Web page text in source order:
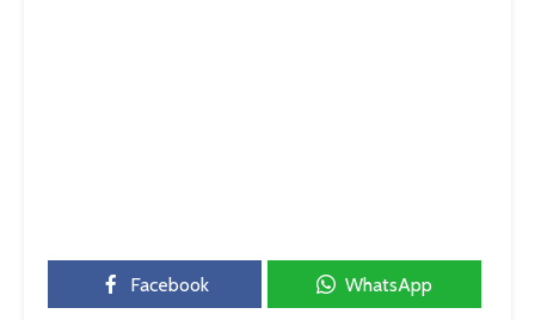
Facebook WhatsApp